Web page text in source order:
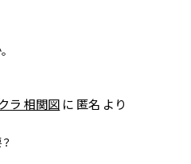
ラ 相関図 に 匿名 より